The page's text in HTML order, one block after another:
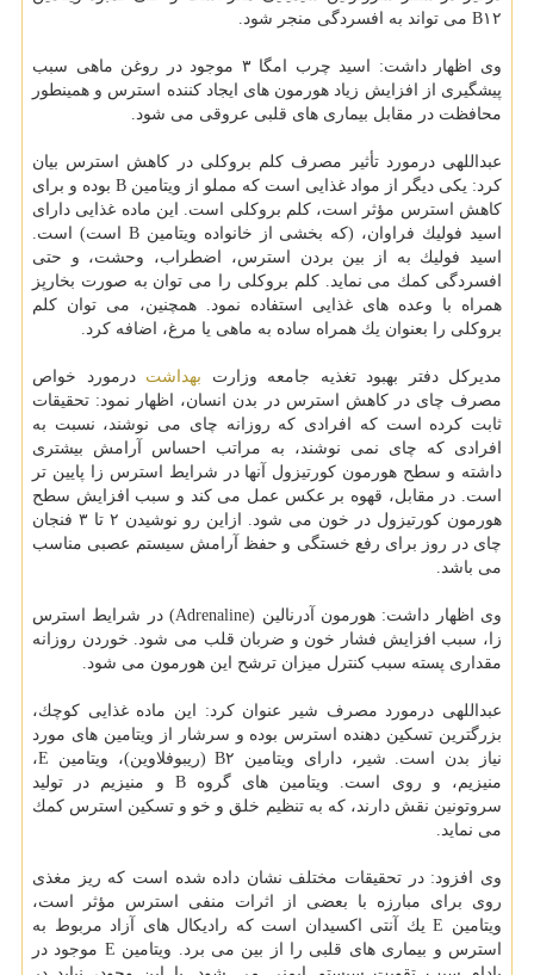
B۱۲ می تواند به افسردگی منجر شود.
وی اظهار داشت: اسید چرب امگا ۳ موجود در روغن ماهی سبب
پیشگیری از افزایش زیاد هورمون های ایجاد كننده استرس و همینطور
محافظت در مقابل بیماری های قلبی عروقی می شود.
عبداللهی درمورد تأثیر مصرف كلم بروكلی در كاهش استرس بیان
كرد: یكی دیگر از مواد غذایی است كه مملو از ویتامین B بوده و برای
كاهش استرس مؤثر است، كلم بروكلی است. این ماده غذایی دارای
اسید فولیك فراوان، (كه بخشی از خانواده ویتامین B است) است.
اسید فولیك به از بین بردن استرس، اضطراب، وحشت، و حتی
افسردگی كمك می نماید. كلم بروكلی را می توان به صورت بخارپز
همراه با وعده های غذایی استفاده نمود. همچنین، می توان كلم
بروكلی را بعنوان یك همراه ساده به ماهی یا مرغ، اضافه كرد.
مدیركل دفتر بهبود تغذیه جامعه وزارت بهداشت درمورد خواص
مصرف چای در كاهش استرس در بدن انسان، اظهار نمود: تحقیقات
ثابت كرده است كه افرادی كه روزانه چای می نوشند، نسبت به
افرادی كه چای نمی نوشند، به مراتب احساس آرامش بیشتری
داشته و سطح هورمون كورتیزول آنها در شرایط استرس زا پایین تر
است. در مقابل، قهوه بر عكس عمل می كند و سبب افزایش سطح
هورمون كورتیزول در خون می شود. ازاین رو نوشیدن ۲ تا ۳ فنجان
چای در روز برای رفع خستگی و حفظ آرامش سیستم عصبی مناسب
می باشد.
وی اظهار داشت: هورمون آدرنالین (Adrenaline) در شرایط استرس
زا، سبب افزایش فشار خون و ضربان قلب می شود. خوردن روزانه
مقداری پسته سبب كنترل میزان ترشح این هورمون می شود.
عبداللهی درمورد مصرف شیر عنوان كرد: این ماده غذایی كوچك،
بزرگترین تسكین دهنده استرس بوده و سرشار از ویتامین های مورد
نیاز بدن است. شیر، دارای ویتامین B۲ (ریبوفلاوین)، ویتامین E،
منیزیم، و روی است. ویتامین های گروه B و منیزیم در تولید
سروتونین نقش دارند، كه به تنظیم خلق و خو و تسكین استرس كمك
می نماید.
وی افزود: در تحقیقات مختلف نشان داده شده است كه ریز مغذی
روی برای مبارزه با بعضی از اثرات منفی استرس مؤثر است،
ویتامین E یك آنتی اكسیدان است كه رادیكال های آزاد مربوط به
استرس و بیماری های قلبی را از بین می برد. ویتامین E موجود در